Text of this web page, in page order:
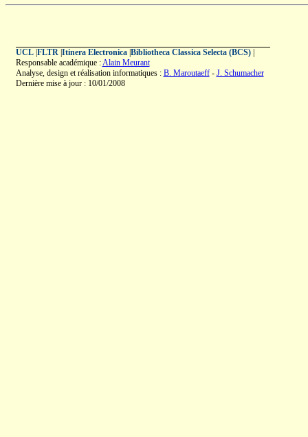
UCL| FLTR| Itinera Electronica| Bibliotheca Classica Selecta (BCS)|
Responsable académique :Alain Meurant
Analyse, design et réalisation informatiques : B. Maroutaeff- J. Schumacher
Dernière mise à jour : 10/01/2008